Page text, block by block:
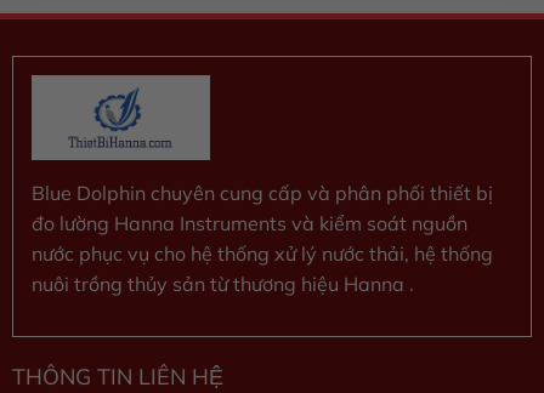
sao
Blue Dolphin chuyên cung cấp và phân phối thiết bị
đo lường Hanna Instruments và kiểm soát nguồn
nước phục vụ cho hệ thống xử lý nước thải, hệ thống
nuôi trồng thủy sản từ thương hiệu Hanna .
THÔNG TIN LIÊN HỆ